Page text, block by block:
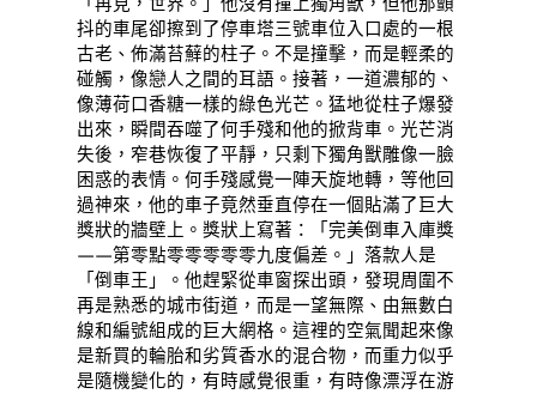
抖的車尾卻擦到了停車塔三號車位入口處的一根
古老、佈滿苔蘚的柱子。不是撞擊，而是輕柔的
碰觸，像戀人之間的耳語。接著，一道濃郁的、
像薄荷口香糖一樣的綠色光芒。猛地從柱子爆發
出來，瞬間吞噬了何手殘和他的掀背車。光芒消
失後，窄巷恢復了平靜，只剩下獨角獸雕像一臉
困惑的表情。何手殘感覺一陣天旋地轉，等他回
過神來，他的車子竟然垂直停在一個貼滿了巨大
獎狀的牆壁上。獎狀上寫著：「完美倒車入庫獎
——第零點零零零零零九度偏差。」落款人是
「倒車王」。他趕緊從車窗探出頭，發現周圍不
再是熟悉的城市街道，而是一望無際、由無數白
線和編號組成的巨大網格。這裡的空氣聞起來像
是新買的輪胎和劣質香水的混合物，而重力似乎
是隨機變化的，有時感覺很重，有時像漂浮在游